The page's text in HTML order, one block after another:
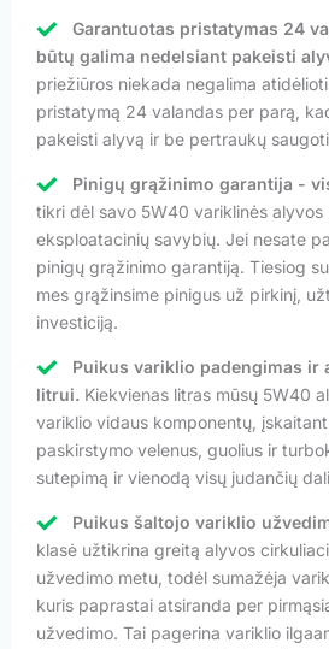
Garantuotas pristatymas 24
būtų galima nedelsiant pakeisti
priežiūros niekada negalima
pristatymą 24 valandas per parą,
pakeisti alyvą ir be pertraukų
Pinigų grąžinimo garantija -
tikri dėl savo 5W40 variklinės alyvos
eksploatacinių savybių. Jei nesate
pinigų grąžinimo garantiją. Tiesiog
mes grąžinsime pinigus už pirkinį,
investiciją.
Puikus variklio padengimas ir
litrui. Kiekvienas litras mūsų 5W40
variklio vidaus komponentų, įskaitant
paskirstymo velenus, guolius ir
sutepimą ir vienodą visų judančių
Puikus šaltojo variklio
klasė užtikrina greitą alyvos
užvedimo metu, todėl sumažėja
kuris paprastai atsiranda per
užvedimo. Tai pagerina variklio